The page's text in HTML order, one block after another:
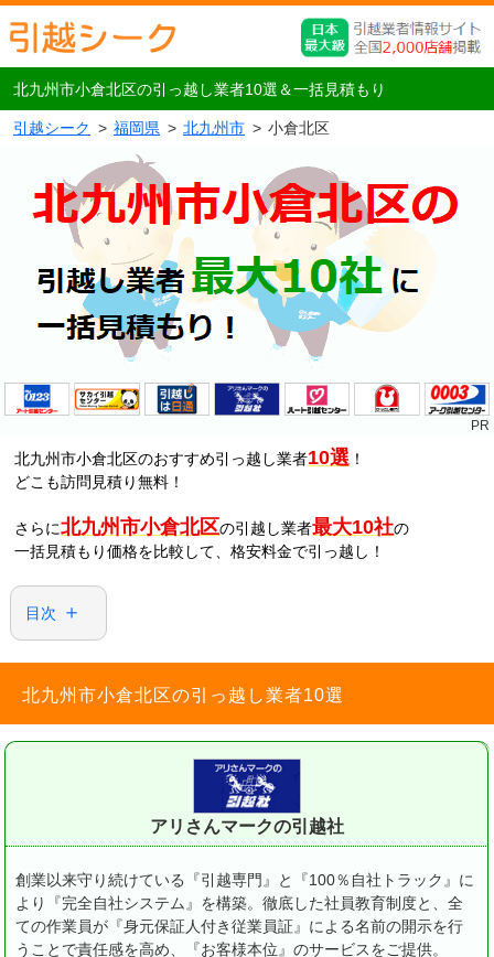
北九州市小倉北区の引っ越し業者10選＆一括見積もり
引越シーク 福岡県 北九州市 小倉北区
北九州市小倉北区のおすすめ引っ越し業者10選 ！
どこも訪問見積り無料！
さらに北九州市小倉北区の引越し業者最大10社の
一括見積もり価格を比較して、格安料金で引っ越し！
目次
北九州市小倉北区の引っ越し業者10選
アリさんマークの引越社
創業以来守り続けている『引越専門』と『100％自社トラック』に
より『完全自社システム』を構築。徹底した社員教育制度と、全
ての作業員が『身元保証人付き従業員証』による名前の開示を行
うことで責任感を高め、『お客様本位』のサービスをご提供。